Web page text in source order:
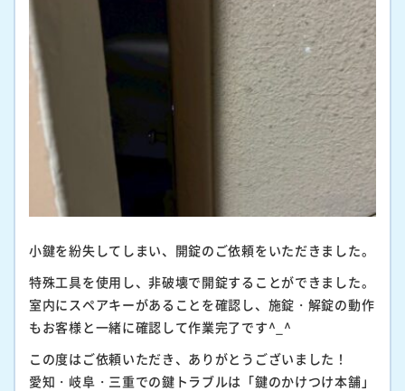
小鍵を紛失してしまい、開錠のご依頼をいただきました。
特殊工具を使用し、非破壊で開錠することができました。
室内にスペアキーがあることを確認し、施錠・解錠の動作
もお客様と一緒に確認して作業完了です^_^
この度はご依頼いただき、ありがとうございました！
愛知・岐阜・三重での鍵トラブルは「鍵のかけつけ本舗」